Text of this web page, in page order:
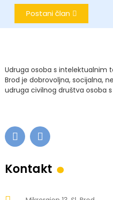
Postani član
Udruga osoba s intelektualnim
Brod je dobrovoljna, socijalna,
udruga civilnog društva osoba
Kontakt .